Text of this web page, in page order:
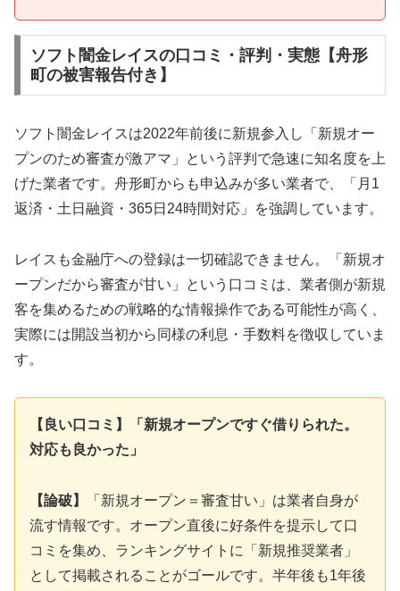
ソフト闇金レイスの口コミ・評判・実態【舟形
町の被害報告付き】
ソフト闇金レイスは2022年前後に新規参入し「新規オー
プンのため審査が激アマ」という評判で急速に知名度を上
げた業者です。舟形町からも申込みが多い業者で、「月1
返済・土日融資・365日24時間対応」を強調しています。
レイスも金融庁への登録は一切確認できません。「新規オ
ープンだから審査が甘い」という口コミは、業者側が新規
客を集めるための戦略的な情報操作である可能性が高く、
実際には開設当初から同様の利息・手数料を徴収していま
す。
【良い口コミ】「新規オープンですぐ借りられた。
対応も良かった」
【論破】
「新規オープン＝審査甘い」は業者自身が
流す情報です。オープン直後に好条件を提示して口
コミを集め、ランキングサイトに「新規推奨業者」
として掲載されることがゴールです。半年後も1年後